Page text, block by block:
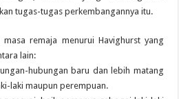
tugas-tugas perkembangannya itu.
masa remaja menurui Havighurst yang
lain:
hubungan baru dan lebih matang
laki maupun perempuan.